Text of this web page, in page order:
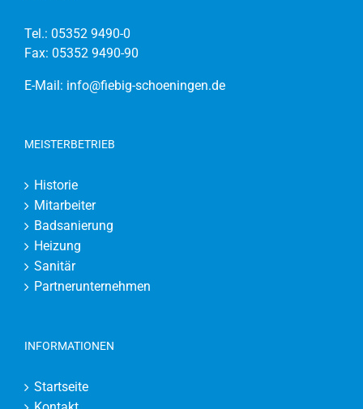
Tel.: 05352 9490-0
Fax: 05352 9490-90
E-Mail: info@fiebig-schoeningen.de
MEISTERBETRIEB
Historie
Mitarbeiter
Badsanierung
Heizung
Sanitär
Partnerunternehmen
INFORMATIONEN
Startseite